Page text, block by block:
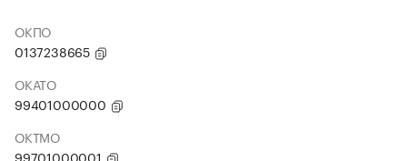
ОКПО
0137238665
ОКАТО
99401000000
ОКТМО
99701000001